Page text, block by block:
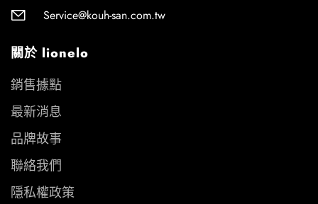
Service@kouh-san.com.tw
關於 lionelo
銷售據點
最新消息
品牌故事
聯絡我們
隱私權政策